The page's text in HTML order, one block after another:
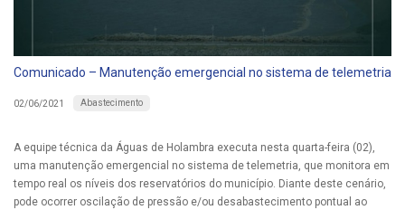
Comunicado – Manutenção emergencial no sistema de telemetria
02/06/2021 Abastecimento
A equipe técnica da Águas de Holambra executa nesta quarta-feira (02),
uma manutenção emergencial no sistema de telemetria, que monitora em
tempo real os níveis dos reservatórios do município. Diante deste cenário,
pode ocorrer oscilação de pressão e/ou desabastecimento pontual ao